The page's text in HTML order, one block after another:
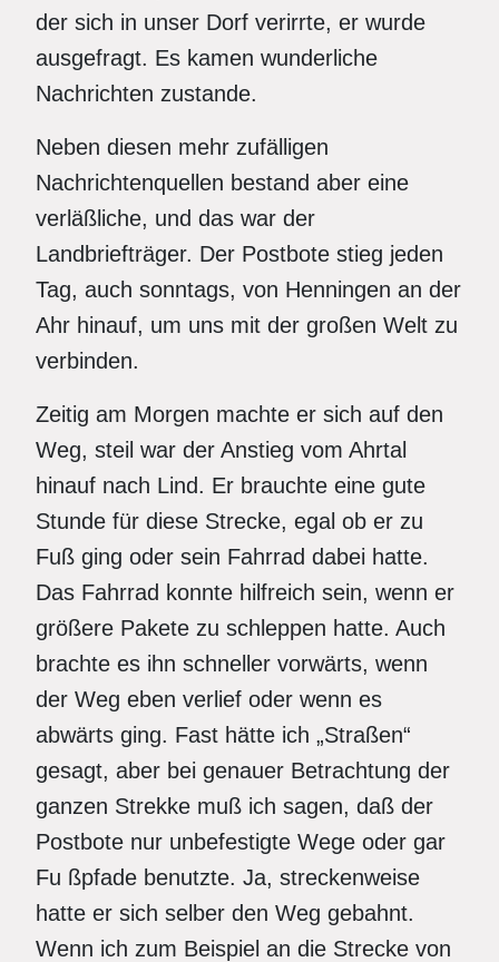
der sich in unser Dorf verirrte, er wurde
ausgefragt. Es kamen wunderliche
Nachrichten zustande.
Neben diesen mehr zufälligen
Nachrichtenquellen bestand aber eine
verläßliche, und das war der
Landbriefträger. Der Postbote stieg jeden
Tag, auch sonntags, von Henningen an der
Ahr hinauf, um uns mit der großen Welt zu
verbinden.
Zeitig am Morgen machte er sich auf den
Weg, steil war der Anstieg vom Ahrtal
hinauf nach Lind. Er brauchte eine gute
Stunde für diese Strecke, egal ob er zu
Fuß ging oder sein Fahrrad dabei hatte.
Das Fahrrad konnte hilfreich sein, wenn er
größere Pakete zu schleppen hatte. Auch
brachte es ihn schneller vorwärts, wenn
der Weg eben verlief oder wenn es
abwärts ging. Fast hätte ich „Straßen“
gesagt, aber bei genauer Betrachtung der
ganzen Strekke muß ich sagen, daß der
Postbote nur unbefestigte Wege oder gar
Fu ßpfade benutzte. Ja, streckenweise
hatte er sich selber den Weg gebahnt.
Wenn ich zum Beispiel an die Strecke von